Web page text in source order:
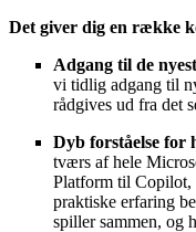
Det giver dig en række
Adgang til de
vi tidlig adgang til
rådgives ud fra det
Dyb forståelse for
tværs af hele
Platform til Copilot,
praktiske erfaring
spiller sammen, og